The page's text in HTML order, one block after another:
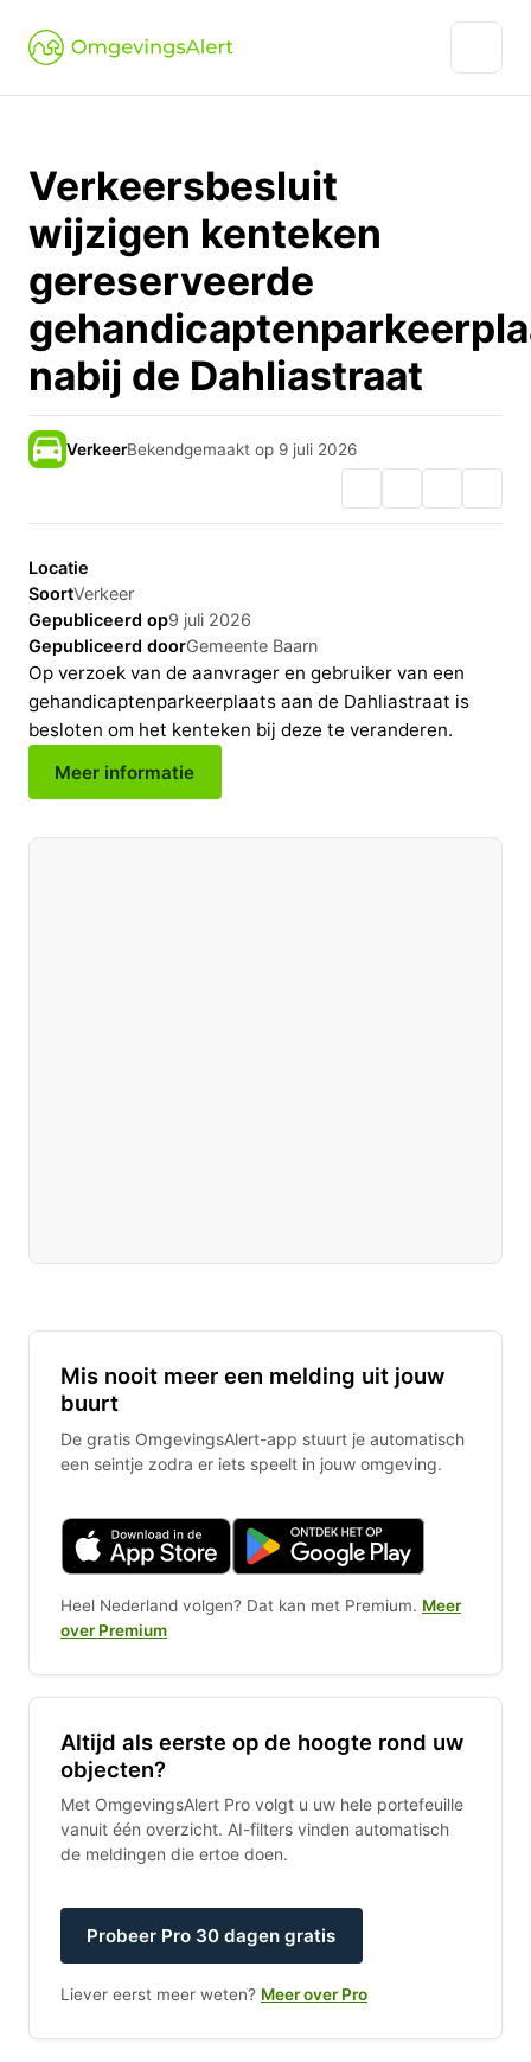
Verkeersbesluit
wijzigen kenteken
gereserveerde
nabij de Dahliastraat
VerkeerBekendgemaakt op 9 juli 2026
Locatie
SoortVerkeer
Gepubliceerd op9 juli 2026
Gepubliceerd doorGemeente Baarn
Op verzoek van de aanvrager en gebruiker van een
gehandicaptenparkeerplaats aan de Dahliastraat is
besloten om het kenteken bij deze te veranderen.
Meer informatie
Mis nooit meer een melding uit jouw
buurt
De gratis OmgevingsAlert-app stuurt je automatisch
een seintje zodra er iets speelt in jouw omgeving.
Heel Nederland volgen? Dat kan met Premium. Meer
over Premium
Altijd als eerste op de hoogte rond uw
objecten?
Met OmgevingsAlert Pro volgt u uw hele portefeuille
vanuit één overzicht. AI-filters vinden automatisch
de meldingen die ertoe doen.
Probeer Pro 30 dagen gratis
Liever eerst meer weten? Meer over Pro